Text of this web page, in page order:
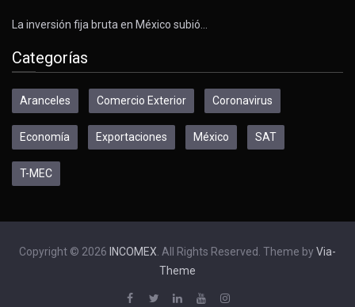
La inversión fija bruta en México subió…
Categorías
Aranceles Comercio Exterior Coronavirus
Economía Exportaciones México SAT
T-MEC
Copyright © 2026 INCOMEX . All Rights Reserved. Theme by Via-
Theme